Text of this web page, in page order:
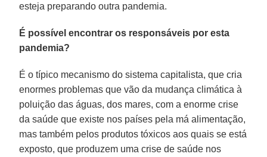
esteja preparando outra pandemia.
É possível encontrar os responsáveis por esta
pandemia?
É o típico mecanismo do sistema capitalista, que cria
enormes problemas que vão da mudança climática à
poluição das águas, dos mares, com a enorme crise
da saúde que existe nos países pela má alimentação,
mas também pelos produtos tóxicos aos quais se está
exposto, que produzem uma crise de saúde nos